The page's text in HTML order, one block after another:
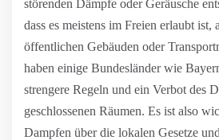
störenden Dämpfe oder Geräusche
dass es meistens im Freien erlaubt ist,
öffentlichen Gebäuden oder
haben einige Bundesländer wie
strengere Regeln und ein Verbot des
geschlossenen Räumen. Es ist also
Dampfen über die lokalen Gesetze